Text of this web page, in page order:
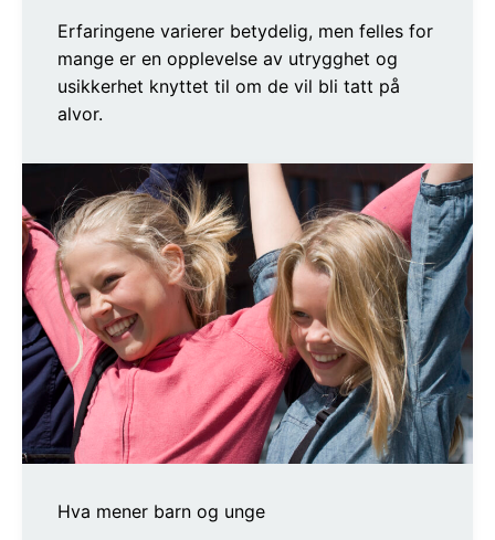
Erfaringene varierer betydelig, men felles for
mange er en opplevelse av utrygghet og
usikkerhet knyttet til om de vil bli tatt på
alvor.
Hva mener barn og unge